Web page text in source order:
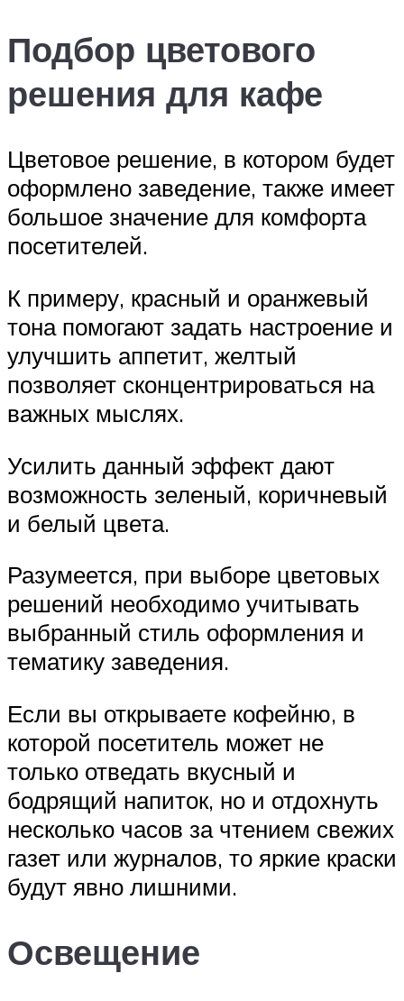
Подбор цветового
решения для кафе
Цветовое решение, в котором будет
оформлено заведение, также имеет
большое значение для комфорта
посетителей.
К примеру, красный и оранжевый
тона помогают задать настроение и
улучшить аппетит, желтый
позволяет сконцентрироваться на
важных мыслях.
Усилить данный эффект дают
возможность зеленый, коричневый
и белый цвета.
Разумеется, при выборе цветовых
решений необходимо учитывать
выбранный стиль оформления и
тематику заведения.
Если вы открываете кофейню, в
которой посетитель может не
только отведать вкусный и
бодрящий напиток, но и отдохнуть
несколько часов за чтением свежих
газет или журналов, то яркие краски
будут явно лишними.
Освещение